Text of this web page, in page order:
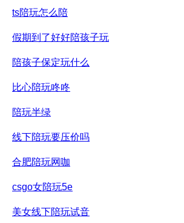
ts陪玩怎么陪
假期到了好好陪孩子玩
陪孩子保定玩什么
比心陪玩咚咚
陪玩半绿
线下陪玩要压价吗
合肥陪玩网咖
csgo女陪玩5e
美女线下陪玩试音